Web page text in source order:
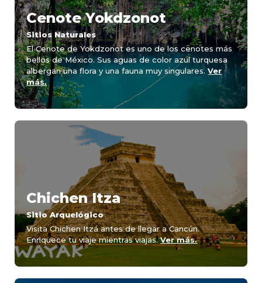
Cenote Yokdzonot
Sitios Naturales
El Cenote de Yokdzonot es uno de los cenotes más
bellos de México. Sus aguas de color azul turquesa
albergan una flora y una fauna muy singulares.Ver
más.
Chichen Itza
Sitio Arquelógico
Visita Chichen Itzá antes de llegar a Cancún.
Enriquece tu viaje mientras viajas.Ver más.